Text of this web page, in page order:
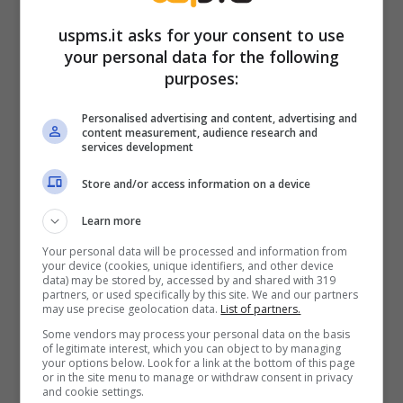
passa oltre. È come comprare un’auto senza
Tre segnali del pellet scadente (Uspms.it)
uspms.it asks for your consent to use
your personal data for the following
purposes:
Personalised advertising and content, advertising and
content measurement, audience research and
services development
Store and/or access information on a device
Learn more
Your personal data will be processed and information from
your device (cookies, unique identifiers, and other device
data) may be stored by, accessed by and shared with 319
partners, or used specifically by this site. We and our partners
may use precise geolocation data. List of partners.
Some vendors may process your personal data on the basis
of legitimate interest, which you can object to by managing
your options below. Look for a link at the bottom of this page
or in the site menu to manage or withdraw consent in privacy
and cookie settings.